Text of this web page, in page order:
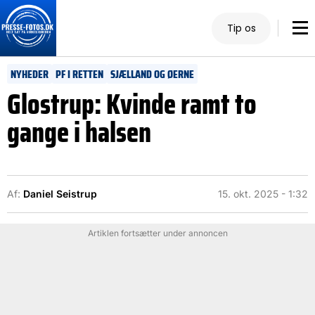
Tip os
NYHEDER PF I RETTEN SJÆLLAND OG ØERNE
Glostrup: Kvinde ramt to
gange i halsen
Af: Daniel Seistrup 15. okt. 2025 - 1:32
Artiklen fortsætter under annoncen